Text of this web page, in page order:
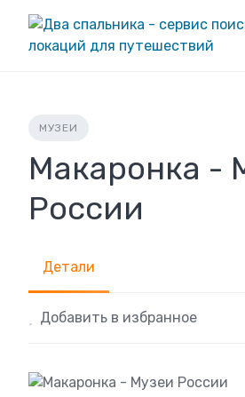
content
МУЗЕИ
Макаронка -
России
Детали
Добавить в избранное